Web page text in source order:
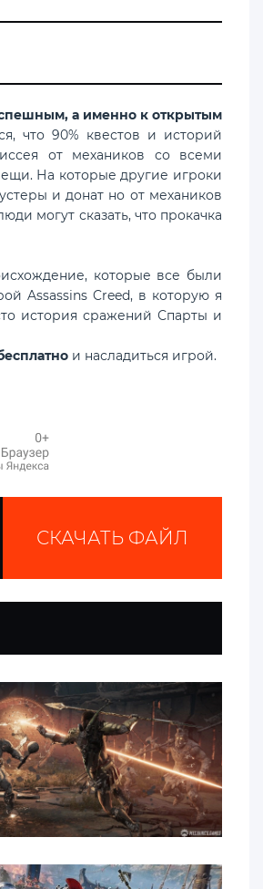
а именно к открытым
что 90% квестов и историй
от механиков со всеми
На которые другие игроки
и донат но от механиков
могут сказать, что прокачка
которые все были
Assassins Creed, в которую я
история сражений Спарты и
и насладиться игрой.
СКАЧАТЬ ФАЙЛ